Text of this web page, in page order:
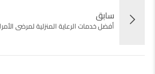
سابق
أفضل خدمات الرعاية المنزلية لمرضى